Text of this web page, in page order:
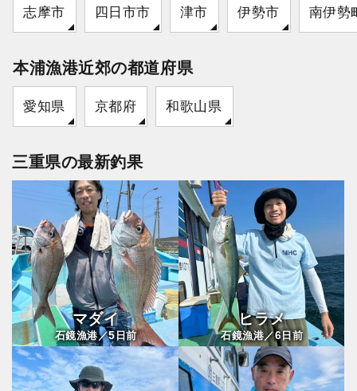
志摩市 四日市市 津市 伊勢市 南伊勢
本浦漁港近郊の都道府県
愛知県 京都府 和歌山県
三重県の最新釣果
マダイ
石鏡漁港／5日前
ヒラメ
石鏡漁港／6日前